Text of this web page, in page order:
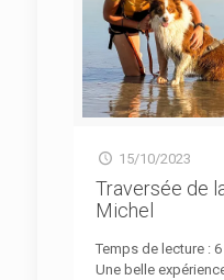
15/10/2023
Traversée de
Michel
Temps de lecture : 6
Une belle